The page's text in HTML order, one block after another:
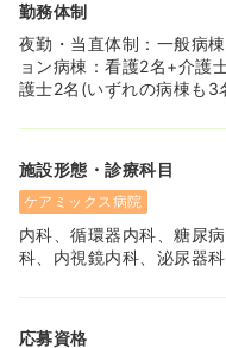
≪気持ちよく働ける
◆病室はほとんどが4人
が広く、清潔感もあっ
◆アディダスのデザイ
色から選ぶことができ
さまから好評です！
◆夜勤明けに公休をつ
も可能です！中長期の
ている方も多くいらっ
◆人間関係が良く働き
勤務体制
夜勤・当直体制：一般病
ョン病棟：看護2名+介護
護士2名(いずれの病棟も3
施設形態・診療科目
ケアミックス病院
内科、循環器内科、糖尿
科、内視鏡内科、泌尿器
応募資格